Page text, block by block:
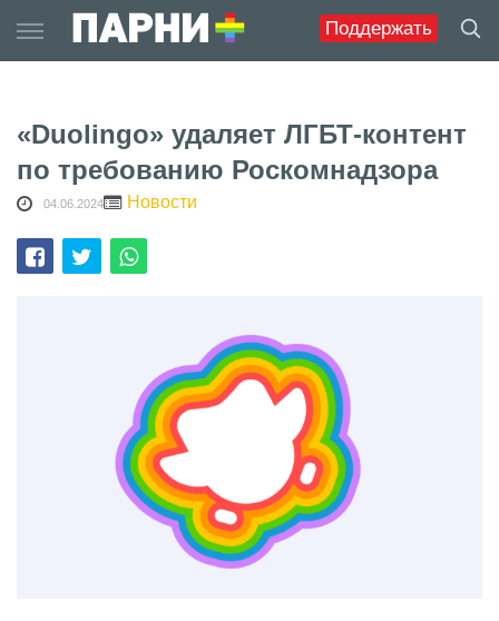
Поддержать
to
content
«Duolingo» удаляет ЛГБТ-контент
по требованию Роскомнадзора
04.06.2024 Новости